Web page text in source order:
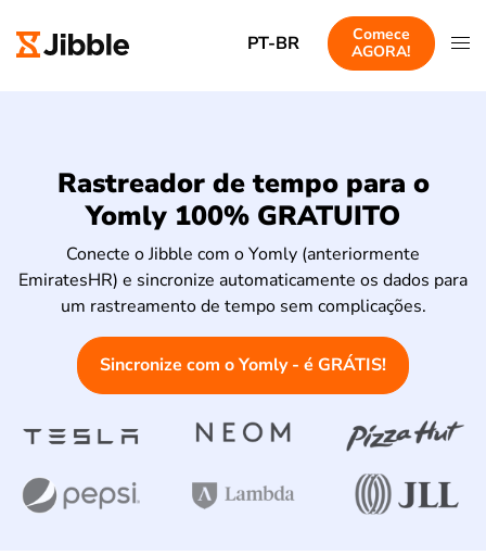
PT-BR
Comece
AGORA!
Rastreador de tempo para o
Yomly 100% GRATUITO
Conecte o Jibble com o Yomly (anteriormente
EmiratesHR) e sincronize automaticamente os dados para
um rastreamento de tempo sem complicações.
Sincronize com o Yomly - é GRÁTIS!